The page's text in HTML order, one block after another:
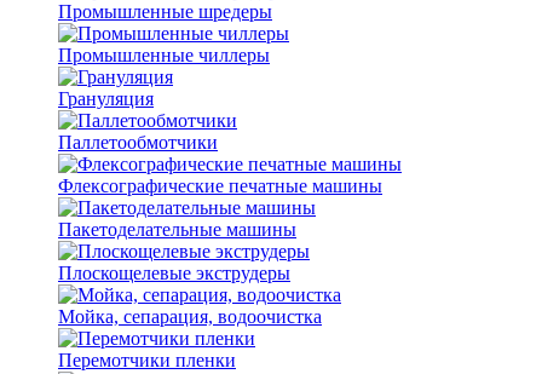
Промышленные шредеры
Промышленные чиллеры
Грануляция
Паллетообмотчики
Флексографические печатные машины
Пакетоделательные машины
Плоскощелевые экструдеры
Мойка, сепарация, водоочистка
Перемотчики пленки